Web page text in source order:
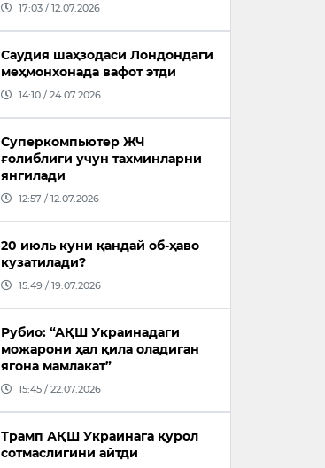
17:03 / 12.07.2026
Саудия шаҳзодаси Лондондаги
меҳмонхонада вафот этди
14:10 / 24.07.2026
Суперкомпьютер ЖЧ
ғолиблиги учун тахминларни
янгилади
12:57 / 12.07.2026
20 июль куни қандай об-ҳаво
кузатилади?
15:49 / 19.07.2026
Рубио: “АҚШ Украинадаги
можарони ҳал қила оладиган
ягона мамлакат”
15:45 / 22.07.2026
Трамп АҚШ Украинага қурол
сотмаслигини айтди